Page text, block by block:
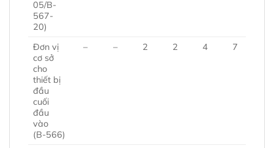
05/B-
567-
20)
Đơn vị
cơ sở
cho
thiết bị
đầu
cuối
đầu
vào
(B-566)
– – 2 2 4 7